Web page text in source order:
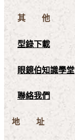
其 他
型錄下載
眼鏡伯知識學堂
聯絡我們
地 址